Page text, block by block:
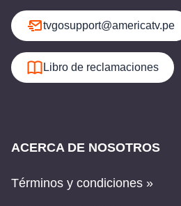
tvgosupport@americatv.pe
Libro de reclamaciones
ACERCA DE NOSOTROS
Términos y condiciones »